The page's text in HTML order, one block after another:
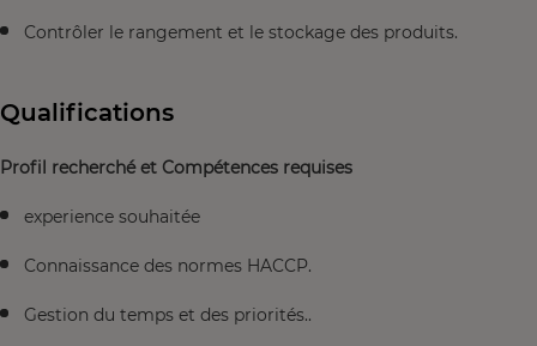
Contrôler le rangement et le stockage des produits.
Qualifications
Profil recherché et Compétences requises
experience souhaitée
Connaissance des normes HACCP.
Gestion du temps et des priorités..